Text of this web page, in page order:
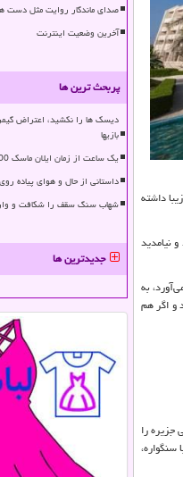
داشته
نیامدید
به
و اگر هم
ساکنان قدیمی جزیره را
از سقف آن با سنگواره،
صدای ماندگار روایت مثل دست
آخرین وضعیت اینترنت
پربحث ترین ها
دیسک ها را نکشید، اعتراض
بازیها
یک ساعت از زمان ایلان ماسک 100 میلیون دلار می ارزد؟
داستانی از حال و هوای پیاده
شهاب سنگ سقف را شکافت و
جدیدترین ها